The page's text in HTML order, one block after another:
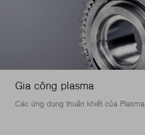
Gia công plasma
Các ứng dụng thuần khiết của Plasma